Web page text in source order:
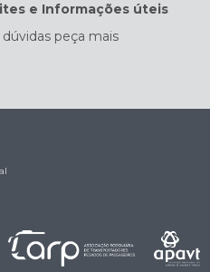
e Informações úteis
peça mais